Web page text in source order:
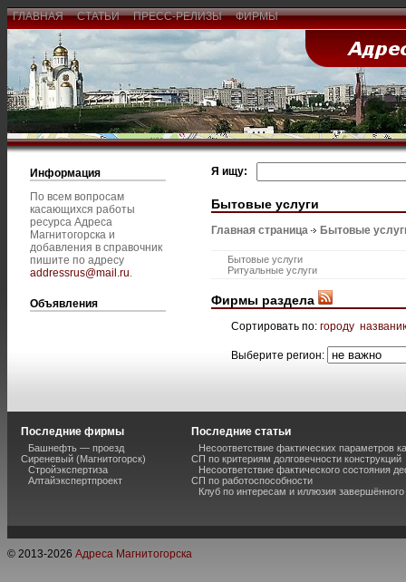
ГЛАВНАЯ СТАТЬИ ПРЕСС-РЕЛИЗЫ ФИРМЫ
Информация
По всем вопросам
касающихся работы
ресурса Адреса
Магнитогорска и
добавления в справочник
пишите по адресу
addressrus@mail.ru.
Объявления
Я ищу:
Бытовые услуги
Главная страница Бытовые
Бытовые услуги
Ритуальные услуги
Фирмы раздела
Сортировать по: городу
Выберите регион:
Последние фирмы
Башнефть — проезд
Сиреневый (Магнитогорск)
Стройэкспертиза
Алтайэкспертпроект
Последние статьи
Несоответствие фактических параметров
СП по критериям долговечности конструкций
Несоответствие фактического состояния
СП по работоспособности
Клуб по интересам и иллюзия
© 2013-2026 Адреса Магнитогорска